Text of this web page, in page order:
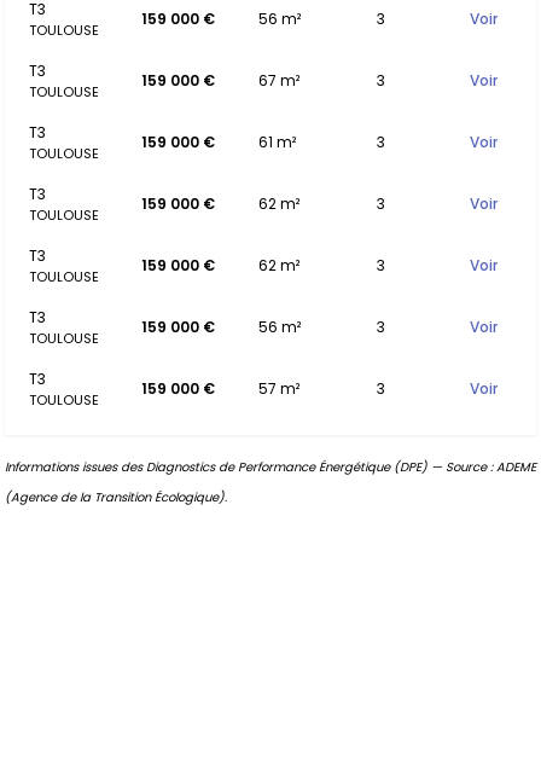
T3
TOULOUSE
159 000 € 56 m² 3 Voir
T3
TOULOUSE
159 000 € 67 m² 3 Voir
T3
TOULOUSE
159 000 € 61 m² 3 Voir
T3
TOULOUSE
159 000 € 62 m² 3 Voir
T3
TOULOUSE
159 000 € 62 m² 3 Voir
T3
TOULOUSE
159 000 € 56 m² 3 Voir
T3
TOULOUSE
159 000 € 57 m² 3 Voir
Informations issues des Diagnostics de Performance Énergétique (DPE) — Source : ADEME
(Agence de la Transition Écologique).